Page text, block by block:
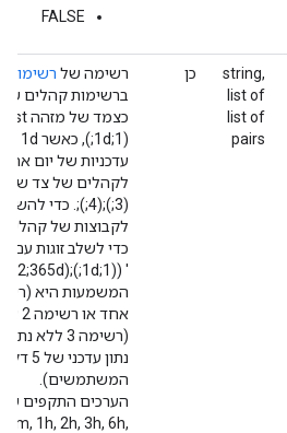
FALSE
string,
list of
list of
pairs
כן רשימה של רשימות
ברשימות קהלים של
עדכניות של יום
לקהלים של צד
לקבוצות של
כדי לשלב זוגות עם
המשתמשים).
הערכים התקפים של
1h, 2h, 3h, 6h,